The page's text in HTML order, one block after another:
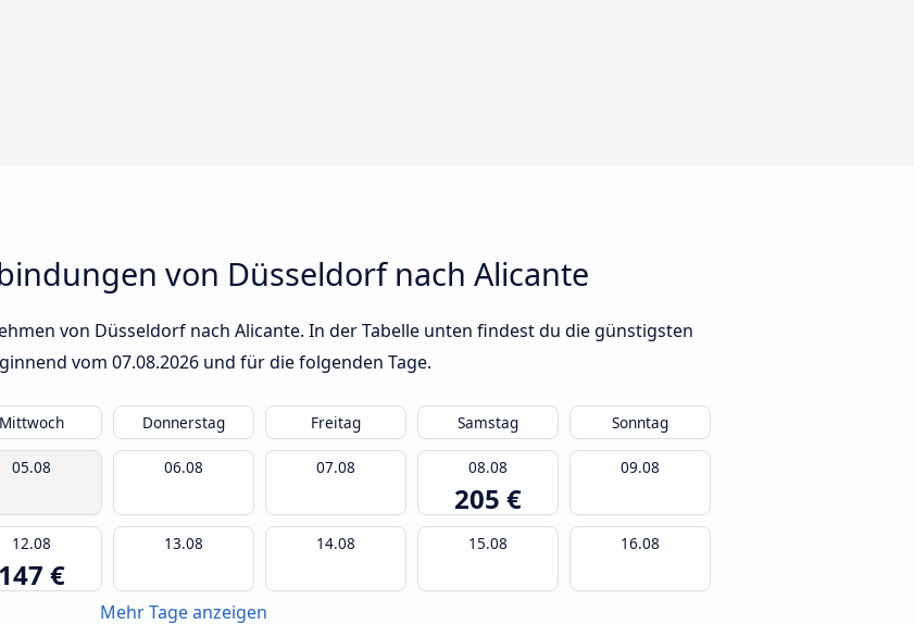
von Düsseldorf nach Alicante
von Düsseldorf nach Alicante. In der Tabelle unten findest du die günstigsten
vom 07.08.2026 und für die folgenden Tage.
Mittwoch Donnerstag Freitag Samstag Sonntag
05.08 06.08 07.08 08.08
205 €
09.08
12.08
147 €
13.08 14.08 15.08 16.08
Mehr Tage anzeigen